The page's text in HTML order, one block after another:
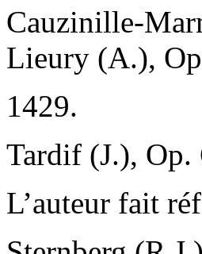
Cauzinille-
Lieury (A.),
1429.
Tardif (J.), Op.
L’auteur fait